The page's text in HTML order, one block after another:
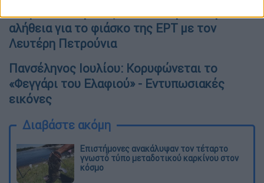
Ολυμπιακοί Αγώνες 2021: Αυτή είναι η
αλήθεια για το φιάσκο της ΕΡΤ με τον
Λευτέρη Πετρούνια
Πανσέληνος Ιουλίου: Κορυφώνεται το
«Φεγγάρι του Ελαφιού» - Eντυπωσιακές
εικόνες
Διαβάστε ακόμη
Επιστήμονες ανακάλυψαν τον τέταρτο
γνωστό τύπο μεταδοτικού καρκίνου στον
κόσμο